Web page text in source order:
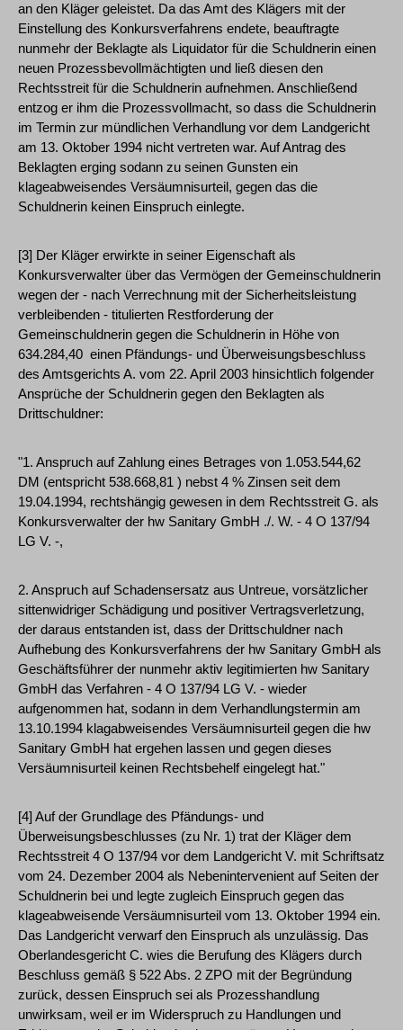
an den Kläger geleistet. Da das Amt des Klägers mit der
Einstellung des Konkursverfahrens endete, beauftragte
nunmehr der Beklagte als Liquidator für die Schuldnerin einen
neuen Prozessbevollmächtigten und ließ diesen den
Rechtsstreit für die Schuldnerin aufnehmen. Anschließend
entzog er ihm die Prozessvollmacht, so dass die Schuldnerin
im Termin zur mündlichen Verhandlung vor dem Landgericht
am 13. Oktober 1994 nicht vertreten war. Auf Antrag des
Beklagten erging sodann zu seinen Gunsten ein
klageabweisendes Versäumnisurteil, gegen das die
Schuldnerin keinen Einspruch einlegte.
[3] Der Kläger erwirkte in seiner Eigenschaft als
Konkursverwalter über das Vermögen der Gemeinschuldnerin
wegen der - nach Verrechnung mit der Sicherheitsleistung
verbleibenden - titulierten Restforderung der
Gemeinschuldnerin gegen die Schuldnerin in Höhe von
634.284,40  einen Pfändungs- und Überweisungsbeschluss
des Amtsgerichts A. vom 22. April 2003 hinsichtlich folgender
Ansprüche der Schuldnerin gegen den Beklagten als
Drittschuldner:
"1. Anspruch auf Zahlung eines Betrages von 1.053.544,62
DM (entspricht 538.668,81 ) nebst 4 % Zinsen seit dem
19.04.1994, rechtshängig gewesen in dem Rechtsstreit G. als
Konkursverwalter der hw Sanitary GmbH ./. W. - 4 O 137/94
LG V. -,
2. Anspruch auf Schadensersatz aus Untreue, vorsätzlicher
sittenwidriger Schädigung und positiver Vertragsverletzung,
der daraus entstanden ist, dass der Drittschuldner nach
Aufhebung des Konkursverfahrens der hw Sanitary GmbH als
Geschäftsführer der nunmehr aktiv legitimierten hw Sanitary
GmbH das Verfahren - 4 O 137/94 LG V. - wieder
aufgenommen hat, sodann in dem Verhandlungstermin am
13.10.1994 klagabweisendes Versäumnisurteil gegen die hw
Sanitary GmbH hat ergehen lassen und gegen dieses
Versäumnisurteil keinen Rechtsbehelf eingelegt hat."
[4] Auf der Grundlage des Pfändungs- und
Überweisungsbeschlusses (zu Nr. 1) trat der Kläger dem
Rechtsstreit 4 O 137/94 vor dem Landgericht V. mit Schriftsatz
vom 24. Dezember 2004 als Nebenintervenient auf Seiten der
Schuldnerin bei und legte zugleich Einspruch gegen das
klageabweisende Versäumnisurteil vom 13. Oktober 1994 ein.
Das Landgericht verwarf den Einspruch als unzulässig. Das
Oberlandesgericht C. wies die Berufung des Klägers durch
Beschluss gemäß § 522 Abs. 2 ZPO mit der Begründung
zurück, dessen Einspruch sei als Prozesshandlung
unwirksam, weil er im Widerspruch zu Handlungen und